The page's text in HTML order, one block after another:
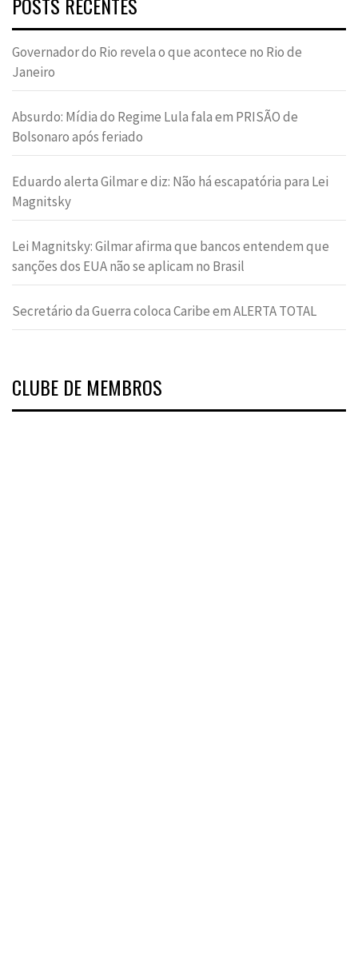
POSTS RECENTES
Governador do Rio revela o que acontece no Rio de
Janeiro
Absurdo: Mídia do Regime Lula fala em PRISÃO de
Bolsonaro após feriado
Eduardo alerta Gilmar e diz: Não há escapatória para Lei
Magnitsky
Lei Magnitsky: Gilmar afirma que bancos entendem que
sanções dos EUA não se aplicam no Brasil
Secretário da Guerra coloca Caribe em ALERTA TOTAL
CLUBE DE MEMBROS